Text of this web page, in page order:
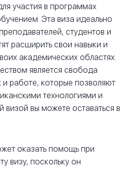
участия в программах
Эта виза идеально
студентов и
расширить свои навыки и
академических областях.
является свобода
и работе, которые позволяют
технологиями и
визой вы можете оставаться в
оказать помощь при
визу, поскольку он